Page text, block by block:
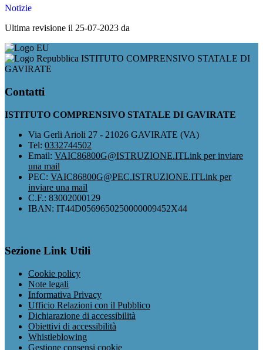
Notizie
Ultima revisione il 25-07-2023 da
ISTITUTO COMPRENSIVO STATALE DI
GAVIRATE
Contatti
ISTITUTO COMPRENSIVO STATALE DI GAVIRATE
Via Gerli Arioli 27 - 21026 GAVIRATE (VA)
Tel: 0332744502
Email: VAIC86800G@ISTRUZIONE.ITLink per inviare
una mail
PEC: VAIC86800G@PEC.ISTRUZIONE.ITLink per
inviare una mail
C.F.: 83002000129
IBAN: IT44D0569650250000009452X44
Sezione Link Utili
Cookie policy
Note legali
Informativa Privacy
Ufficio Relazioni con il Pubblico
Dichiarazione di accessibilità
Obiettivi di accessibilità
Whistleblowing
Gestione consensi cookie